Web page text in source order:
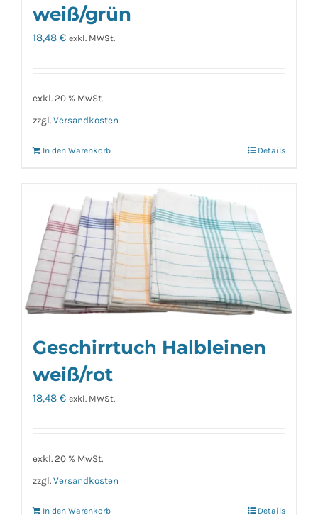
weiß/grün
18,48 € exkl. MWSt.
exkl. 20 % MwSt.
zzgl. Versandkosten
In den Warenkorb Details
Geschirrtuch Halbleinen
weiß/rot
18,48 € exkl. MWSt.
exkl. 20 % MwSt.
zzgl. Versandkosten
In den Warenkorb Details